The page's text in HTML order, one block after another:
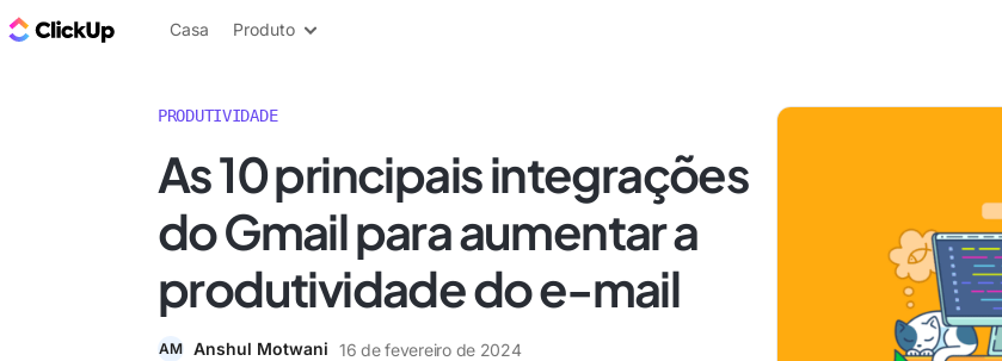
ClickUp Blogue
Casa Produto
PRODUTIVIDADE
As 10 principais integrações
do Gmail para aumentar a
produtividade do e-mail
AM Anshul Motwani 16 de fevereiro de 2024